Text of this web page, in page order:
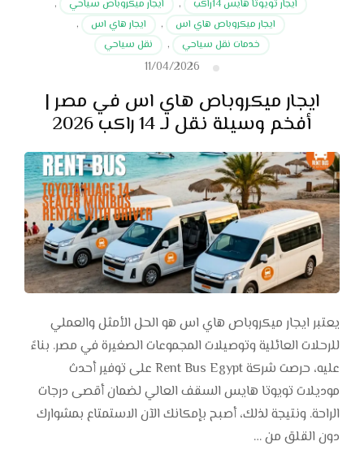
ايجار تويوتا هايس 14راكب , ايجار ميكروباص سياحي
,
ايجار ميكروباص هاي اس
, ايجار هاي اس
,
خدمات نقل سياحي
, نقل سياحي
11/04/2026
ايجار ميكروباص هاي اس في مصر |
أفخم وسيلة نقل لـ 14 راكب 2026
يعتبر ايجار ميكروباص هاي اس هو الحل الأمثل والعملي
للرحلات العائلية وتوصيلات المجموعات الصغيرة في مصر. بناءً
عليه، حرصت شركة Rent Bus Egypt على توفير أحدث
موديلات تويوتا هايس السقف العالي لضمان أقصى درجات
الراحة. ونتيجة لذلك، أصبح بإمكانك الآن الاستمتاع بمشوارك
دون القلق من …